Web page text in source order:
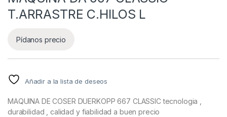
T.ARRASTRE C.HILOS L
Pídanos precio
Añadir a la lista de deseos
MAQUINA DE COSER DUERKOPP 667 CLASSIC tecnologia ,
durabilidad , calidad y fiabilidad a buen precio